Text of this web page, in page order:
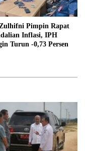
Pimpin Rapat
Inflasi, IPH
Turun -0,73 Persen